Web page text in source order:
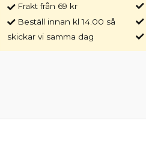
Frakt från 69 kr
Beställ innan kl 14.00 så
skickar vi samma dag